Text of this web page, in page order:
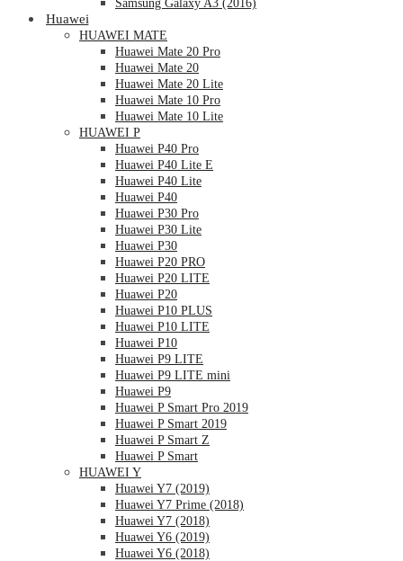
Samsung Galaxy A3 (2016)
Huawei
HUAWEI MATE
Huawei Mate 20 Pro
Huawei Mate 20
Huawei Mate 20 Lite
Huawei Mate 10 Pro
Huawei Mate 10 Lite
HUAWEI P
Huawei P40 Pro
Huawei P40 Lite E
Huawei P40 Lite
Huawei P40
Huawei P30 Pro
Huawei P30 Lite
Huawei P30
Huawei P20 PRO
Huawei P20 LITE
Huawei P20
Huawei P10 PLUS
Huawei P10 LITE
Huawei P10
Huawei P9 LITE
Huawei P9 LITE mini
Huawei P9
Huawei P Smart Pro 2019
Huawei P Smart 2019
Huawei P Smart Z
Huawei P Smart
HUAWEI Y
Huawei Y7 (2019)
Huawei Y7 Prime (2018)
Huawei Y7 (2018)
Huawei Y6 (2019)
Huawei Y6 (2018)